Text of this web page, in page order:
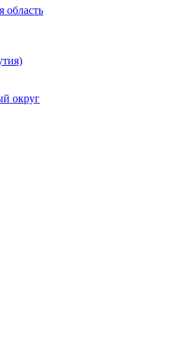
область
округ